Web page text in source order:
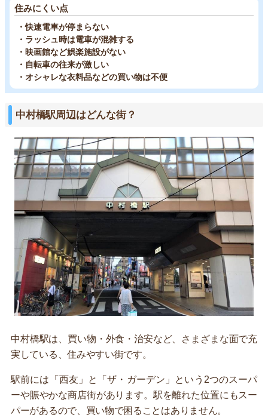
住みにくい点
・快速電車が停まらない
・ラッシュ時は電車が混雑する
・映画館など娯楽施設がない
・自転車の往来が激しい
・オシャレな衣料品などの買い物は不便
中村橋駅周辺はどんな街？
中村橋駅は、買い物・外食・治安など、さまざまな面で充
実している、住みやすい街です。
駅前には「西友」と「ザ・ガーデン」という2つのスーパ
ーや賑やかな商店街があります。駅を離れた位置にもスー
パーがあるので、買い物で困ることはありません。